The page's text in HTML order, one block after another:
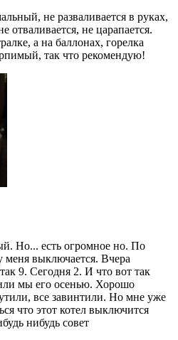
не разваливается в руках,
отваливается, не царапается.
а на баллонах, горелка
так что рекомендую!
Но... есть огромное но. По
меня выключается. Вчера
9. Сегодня 2. И что вот так
мы его осенью. Хорошо
все завинтили. Но мне уже
что этот котел выключится
нибудь совет